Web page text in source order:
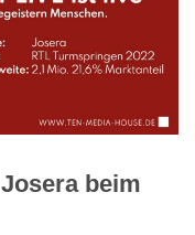
beim